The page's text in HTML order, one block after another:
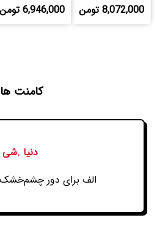
8,072,000 تومن 6,946,000 تومن
کامنت
دنیا .شی
الف برای دور